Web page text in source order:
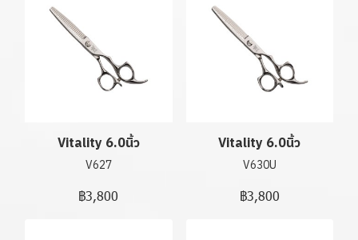
Vitality 6.0นิ้ว
V627
฿3,800
Vitality 6.0นิ้ว
V630U
฿3,800